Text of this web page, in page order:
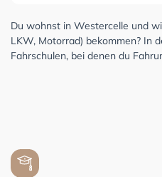
Du wohnst in Westercelle und
LKW, Motorrad) bekommen? In
Fahrschulen, bei denen du